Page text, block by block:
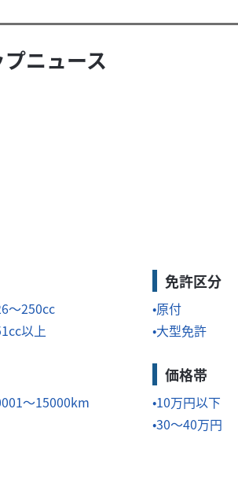
ニュース
～250cc
以上
免許区分
原付
大型免許
～15000km
価格帯
10万円以下
30～40万円